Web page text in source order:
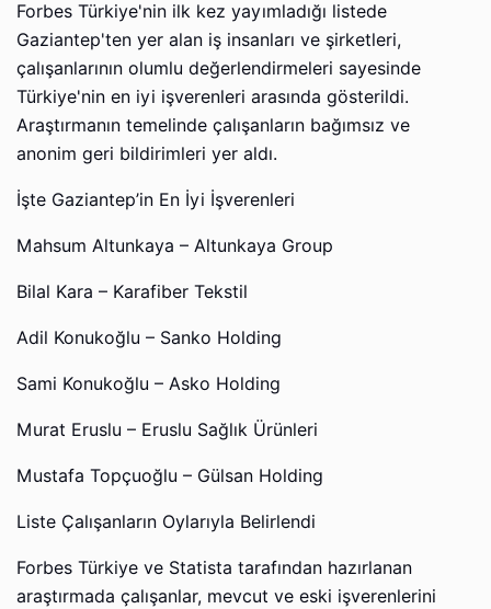
Forbes Türkiye'nin ilk kez yayımladığı listede
Gaziantep'ten yer alan iş insanları ve şirketleri,
çalışanlarının olumlu değerlendirmeleri sayesinde
Türkiye'nin en iyi işverenleri arasında gösterildi.
Araştırmanın temelinde çalışanların bağımsız ve
anonim geri bildirimleri yer aldı.
İşte Gaziantep’in En İyi İşverenleri
Mahsum Altunkaya – Altunkaya Group
Bilal Kara – Karafiber Tekstil
Adil Konukoğlu – Sanko Holding
Sami Konukoğlu – Asko Holding
Murat Eruslu – Eruslu Sağlık Ürünleri
Mustafa Topçuoğlu – Gülsan Holding
Liste Çalışanların Oylarıyla Belirlendi
Forbes Türkiye ve Statista tarafından hazırlanan
araştırmada çalışanlar, mevcut ve eski işverenlerini